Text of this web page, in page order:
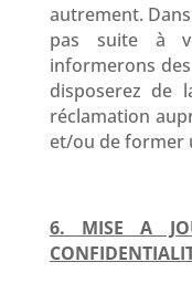
autrement.
pas suite à
informerons
disposerez de
réclamation
et/ou de former
6. MISE A